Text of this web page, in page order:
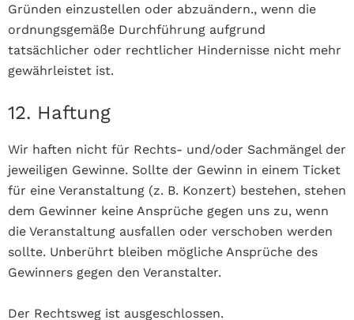
Gründen einzustellen oder abzuändern., wenn die
ordnungsgemäße Durchführung aufgrund
tatsächlicher oder rechtlicher Hindernisse nicht mehr
gewährleistet ist.
12. Haftung
Wir haften nicht für Rechts- und/oder Sachmängel der
jeweiligen Gewinne. Sollte der Gewinn in einem Ticket
für eine Veranstaltung (z. B. Konzert) bestehen, stehen
dem Gewinner keine Ansprüche gegen uns zu, wenn
die Veranstaltung ausfallen oder verschoben werden
sollte. Unberührt bleiben mögliche Ansprüche des
Gewinners gegen den Veranstalter.
Der Rechtsweg ist ausgeschlossen.